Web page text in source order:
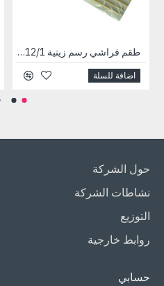
طقم فراشي رسم زيتية 12/1 كبير رقم 517
اضافة للسلة
حول الشركة
نشاطات الشركة
التوزيع
روابط خارجية
حسابي